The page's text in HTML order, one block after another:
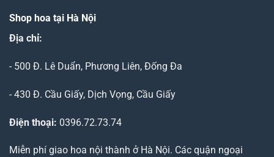
Shop hoa tại Hà Nội
Địa chỉ:
- 500 Đ. Lê Duẩn, Phương Liên, Đống Đa
- 430 Đ. Cầu Giấy, Dịch Vọng, Cầu Giấy
Điện thoại: 0396.72.73.74
Miễn phí giao hoa nội thành ở Hà Nội. Các quận ngoại